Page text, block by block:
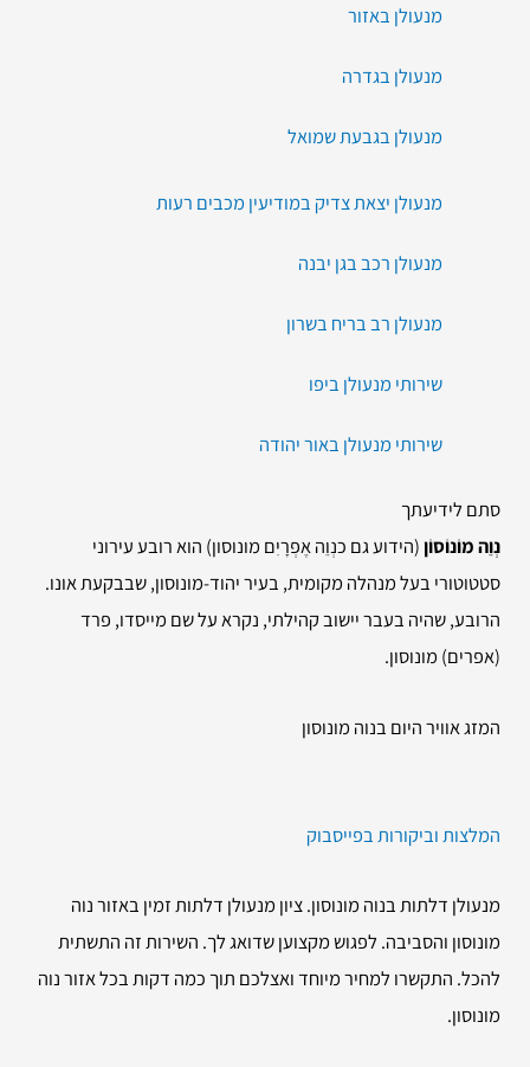
מנעולן באזור
מנעולן בגדרה
מנעולן בגבעת שמואל
מנעולן יצאת צדיק במודיעין מכבים רעות
מנעולן רכב בגן יבנה
מנעולן רב בריח בשרון
שירותי מנעולן ביפו
שירותי מנעולן באור יהודה
סתם לידיעתך
נְוֵה מוֹנוֹסוֹן(הידוע גם כנְוֵה אֶפְרָיִם מונוסון) הוא רובע עירוני
סטטוטורי בעל מנהלה מקומית, בעיר יהוד-מונוסון, שבבקעת אונו.
הרובע, שהיה בעבר יישוב קהילתי, נקרא על שם מייסדו, פרד
(אפרים) מונוסון.
המזג אוויר היום בנוה מונוסון
המלצות וביקורות בפייסבוק
מנעולן דלתות בנוה מונוסון. ציון מנעולן דלתות זמין באזור נוה
מונוסון והסביבה. לפגוש מקצוען שדואג לך. השירות זה התשתית
להכל. התקשרו למחיר מיוחד ואצלכם תוך כמה דקות בכל אזור נוה
מונוסון.